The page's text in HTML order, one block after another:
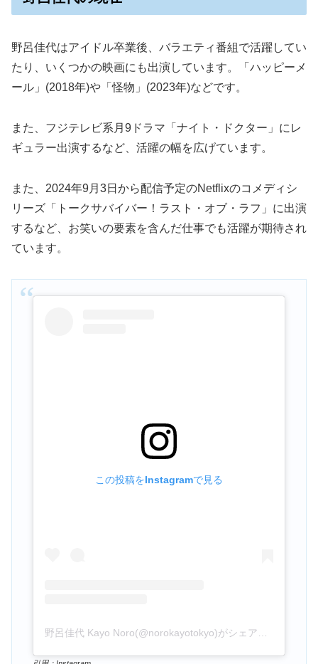
野呂佳代はアイドル卒業後、バラエティ番組で活躍してい
たり、いくつかの映画にも出演しています。「ハッピーメ
ール」(2018年)や「怪物」(2023年)などです。
また、フジテレビ系月9ドラマ「ナイト・ドクター」にレ
ギュラー出演するなど、活躍の幅を広げています。
また、2024年9月3日から配信予定のNetflixのコメディシ
リーズ「トークサバイバー！ラスト・オブ・ラフ」に出演
するなど、お笑いの要素を含んだ仕事でも活躍が期待され
ています。
この投稿をInstagramで見る